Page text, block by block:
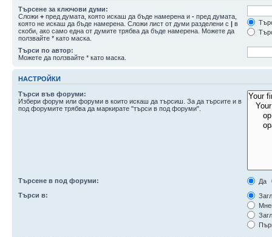
Търсене за ключови думи:
Сложи + пред думата, която искаш да бъде намерена и - пред думата,
която не искаш да бъде намерена. Сложи лист от думи разделени с | в
скоби, ако само една от думите трябва да бъде намерена. Можете да
ползвайте * като маска.
Търси по автор:
Можете да ползвайте * като маска.
НАСТРОЙКИ
Търси във форуми:
Избери форум или форуми в които искаш да търсиш. За да търсите и в
под форумите трябва да маркирате "търси в под форуми".
Търсене в под форуми:
Да
Търси в: